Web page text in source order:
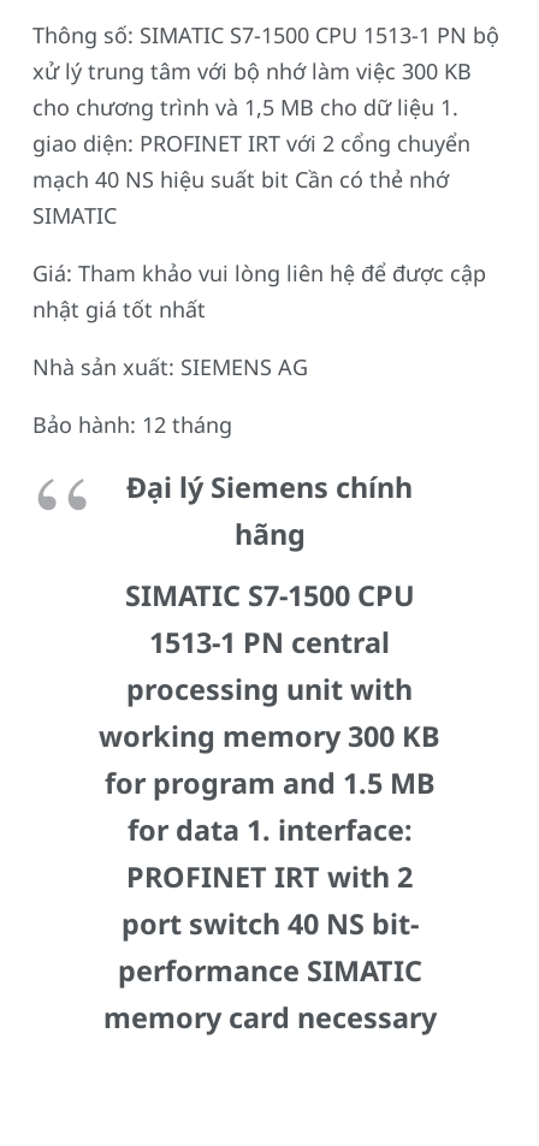
Thông số: SIMATIC S7-1500 CPU 1513-1 PN bộ
xử lý trung tâm với bộ nhớ làm việc 300 KB
cho chương trình và 1,5 MB cho dữ liệu 1.
giao diện: PROFINET IRT với 2 cổng chuyển
mạch 40 NS hiệu suất bit Cần có thẻ nhớ
SIMATIC
Giá: Tham khảo vui lòng liên hệ để được cập
nhật giá tốt nhất
Nhà sản xuất: SIEMENS AG
Bảo hành: 12 tháng
Đại lý Siemens chính
hãng
SIMATIC S7-1500 CPU
1513-1 PN central
processing unit with
working memory 300 KB
for program and 1.5 MB
for data 1. interface:
PROFINET IRT with 2
port switch 40 NS bit-
performance SIMATIC
memory card necessary